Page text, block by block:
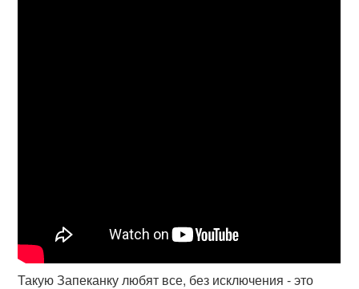
Такую Запеканку любят все, без исключения - это